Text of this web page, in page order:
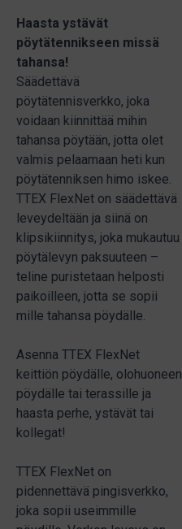
Haasta ystävät
pöytätennikseen missä
tahansa!
Säädettävä
pöytätennisverkko, joka
voidaan kiinnittää mihin
tahansa pöytään, jotta olet
valmis pelaamaan heti kun
pöytätenniksen himo iskee.
TTEX FlexNet on säädettävä
leveydeltään ja siinä on
klipsikiinnitys, joka mukautuu
pöytälevyn paksuuteen –
teline puristetaan helposti
paikoilleen, jotta se sopii
mille tahansa pöydälle.
Asenna TTEX FlexNet
keittiön pöydälle, olohuoneen
pöydälle tai terassille ja
haasta perhe, ystävät tai
kollegat!
TTEX FlexNet on
pidennettävä pingisverkko,
joka sopii useimmille